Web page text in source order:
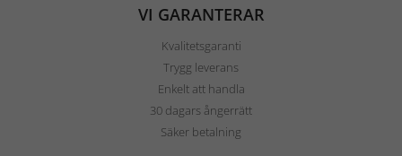
VI GARANTERAR
Kvalitetsgaranti
Trygg leverans
Enkelt att handla
30 dagars ångerrätt
Säker betalning